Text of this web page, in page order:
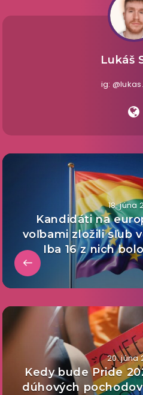
Lukáš
ig:
18. júna
Kandidáti na
voľbami zložili sľub
Iba 16 z nich
20. júna
Kedy bude Pride
dúhových